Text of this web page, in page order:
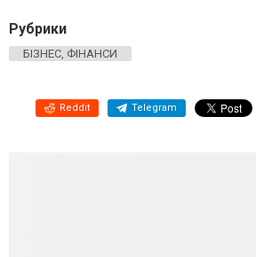
Рубрики
БІЗНЕС, ФІНАНСИ
Reddit Telegram